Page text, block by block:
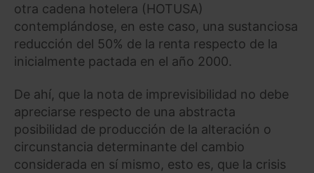
otra cadena hotelera (HOTUSA)
contemplándose, en este caso, una sustanciosa
reducción del 50% de la renta respecto de la
inicialmente pactada en el año 2000.
De ahí, que la nota de imprevisibilidad no debe
apreciarse respecto de una abstracta
posibilidad de producción de la alteración o
circunstancia determinante del cambio
considerada en sí mismo, esto es, que la crisis